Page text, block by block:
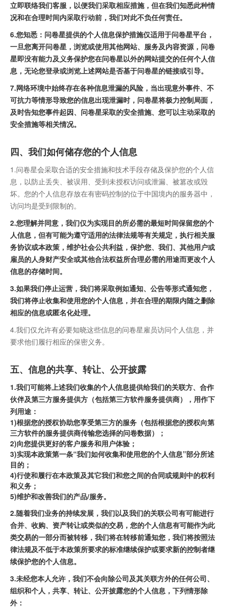
立即联络我们客服，以便我们采取相应措施，但在我们知悉此种情
况和在合理时间内采取行动前，我们对此不负任何责任。
6.您知悉：问卷星提供的个人信息保护措施仅适用于问卷星平台，
一旦您离开问卷星，浏览或使用其他网站、服务及内容资源，问卷
星即没有能力及义务保护您在问卷星以外的网站提交的任何个人信
息，无论您登录或浏览上述网站是否基于问卷星的链接或引导。
7.网络环境中始终存在各种信息泄漏的风险，当出现意外事件、不
可抗力等情形导致您的信息出现泄漏时，问卷星将极力控制局面，
及时告知您事件起因、问卷星采取的安全措施、您可以主动采取的
安全措施等相关情况。
四、我们如何储存您的个人信息
1.问卷星会采取合适的安全措施和技术手段存储及保护您的个人信
息，以防止丢失、被误用、受到未授权访问或泄漏、被篡改或毁
坏。您的个人信息存放在有密码控制的位于中国境内的服务器中，
访问均是受到限制的。
2.您理解并同意，我们仅为实现目的所必需的最短时间保留您的个
人信息，但有可能为遵守适用的法律法规等有关规定，执行相关服
务协议或本政策，维护社会公共利益，保护您、我们、其他用户或
雇员的人身财产安全或其他合法权益所合理必需的用途而更改个人
信息的存储时间。
3.如果我们停止运营，我们将采取例如通知、公告等形式通知您，
我们将停止收集和使用您的个人信息，并在合理的期限内随之删除
相应的信息或匿名化处理。
4.我们仅允许有必要知晓这些信息的问卷星雇员访问个人信息，并
要求他们履行相应的保密义务。
五、信息的共享、转让、公开披露
1.我们可能将上述我们收集的个人信息提供给我们的关联方、合作
伙伴及第三方服务提供方（包括第三方软件服务提供商），用作下
列用途：
1)根据您的授权协助您享受第三方的服务（包括根据您的授权向第
三方软件的服务提供商传输您选择的问卷数据）；
2)向您提供更好的客户服务和用户体验；
3)实现本政策第一条“我们如何收集和使用您的个人信息”部分所述
目的；
4)行使和履行在本政策及其它我们和您之间的合同或规则中的权利
和义务；
5)维护和改善我们的产品/服务。
2.随着我们业务的持续发展，我们以及我们的关联公司有可能进行
合并、收购、资产转让或类似的交易，您的个人信息有可能作为此
类交易的一部分而被转移，我们将在转移前通知您，我们将按照法
律法规及不低于本政策所要求的标准继续保护或要求新的控制者继
续保护您的个人信息。
3.未经您本人允许，我们不会向除公司及其关联方外的任何公司、
组织和个人，共享、转让、公开披露您的个人信息，下列情形除
外：